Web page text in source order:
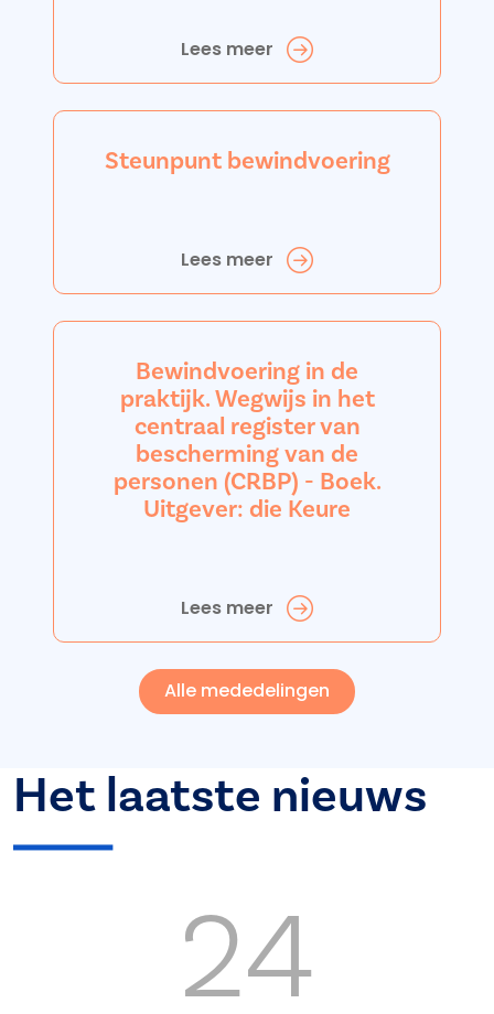
Lees meer
Steunpunt bewindvoering
Lees meer
Bewindvoering in de
praktijk. Wegwijs in het
centraal register van
bescherming van de
personen (CRBP) - Boek.
Uitgever: die Keure
Lees meer
Alle mededelingen
Het laatste nieuws
24